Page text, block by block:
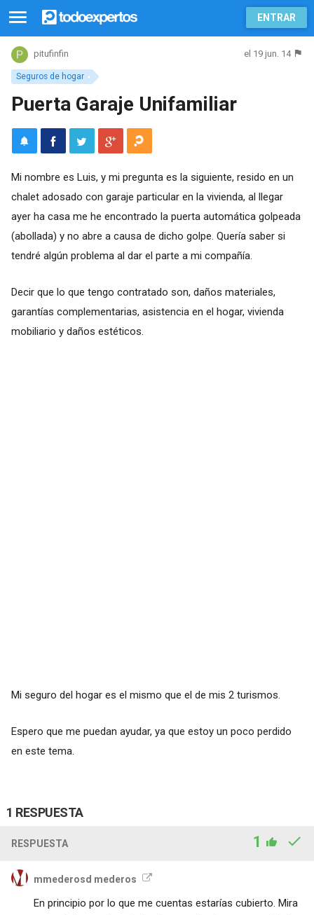
ENTRAR
Seguros de hogar
pitufinfin el 19 jun. 14
Puerta Garaje Unifamiliar
Mi nombre es Luis, y mi pregunta es la siguiente, resido en un
chalet adosado con garaje particular en la vivienda, al llegar
ayer ha casa me he encontrado la puerta automática golpeada
(abollada) y no abre a causa de dicho golpe. Quería saber si
tendré algún problema al dar el parte a mi compañía.
Decir que lo que tengo contratado son, daños materiales,
garantías complementarias, asistencia en el hogar, vivienda
mobiliario y daños estéticos.
Mi seguro del hogar es el mismo que el de mis 2 turismos.
Espero que me puedan ayudar, ya que estoy un poco perdido
en este tema.
1 RESPUESTA
RESPUESTA 1
mmederosd mederos
En principio por lo que me cuentas estarías cubierto. Mira